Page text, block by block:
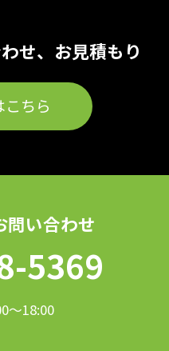
せ、お見積もり
こちら
問い合わせ
5369
〜18:00